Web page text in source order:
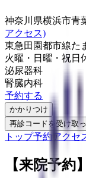
神奈川県横浜市青
アクセス)
東急田園都市線た
火曜・日曜・祝日
泌尿器科
腎臓内科
予約する
かかりつけ
再診コードを受け取
トップ予約 アクセ
【来院予約